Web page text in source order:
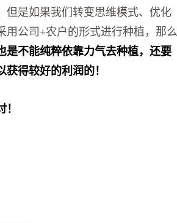
但是如果我们转变思维模式、优化
公司+农户的形式进行种植，那么
是不能纯粹依靠力气去种植，还要
得较好的利润的！